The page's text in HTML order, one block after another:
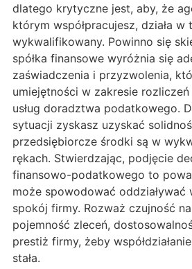
dlatego krytyczne jest, aby, że
którym współpracujesz, działa w
wykwalifikowany. Powinno się
spółka finansowe wyróżnia się
zaświadczenia i przyzwolenia,
umiejętności w zakresie
usług doradztwa podatkowego.
sytuacji zyskasz uzyskać
przedsiębiorcze środki są w
rękach. Stwierdzając, podjęcie
finansowo-podatkowego to
może spowodować oddziaływać
spokój firmy. Rozważ czujność
pojemność zleceń,
prestiż firmy, żeby
stała.